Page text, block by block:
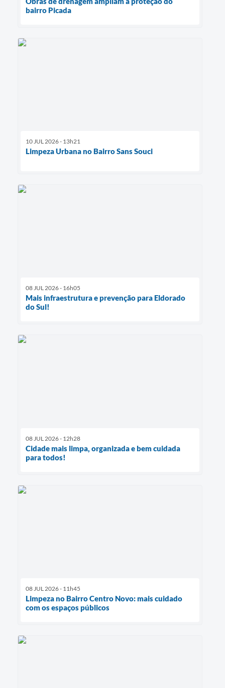
bairro Picada
10 JUL 2026 - 13h21
Limpeza Urbana no Bairro Sans Souci
08 JUL 2026 - 16h05
Mais infraestrutura e prevenção para Eldorado
do Sul!
08 JUL 2026 - 12h28
Cidade mais limpa, organizada e bem cuidada
para todos!
08 JUL 2026 - 11h45
Limpeza no Bairro Centro Novo: mais cuidado
com os espaços públicos